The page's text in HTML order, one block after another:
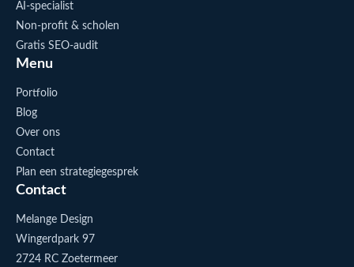
AI-specialist
Non-profit & scholen
Gratis SEO-audit
Menu
Portfolio
Blog
Over ons
Contact
Plan een strategiegesprek
Contact
Melange Design
Wingerdpark 97
2724 RC Zoetermeer